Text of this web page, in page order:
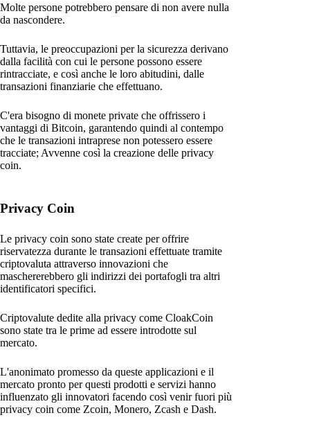
Molte persone potrebbero pensare di non avere nulla
da nascondere.
Tuttavia, le preoccupazioni per la sicurezza derivano
dalla facilità con cui le persone possono essere
rintracciate, e così anche le loro abitudini, dalle
transazioni finanziarie che effettuano.
C'era bisogno di monete private che offrissero i
vantaggi di Bitcoin, garantendo quindi al contempo
che le transazioni intraprese non potessero essere
tracciate; Avvenne così la creazione delle privacy
coin.
Privacy Coin
Le privacy coin sono state create per offrire
riservatezza durante le transazioni effettuate tramite
criptovaluta attraverso innovazioni che
maschererebbero gli indirizzi dei portafogli tra altri
identificatori specifici.
Criptovalute dedite alla privacy come CloakCoin
sono state tra le prime ad essere introdotte sul
mercato.
L'anonimato promesso da queste applicazioni e il
mercato pronto per questi prodotti e servizi hanno
influenzato gli innovatori facendo così venir fuori più
privacy coin come Zcoin, Monero, Zcash e Dash.